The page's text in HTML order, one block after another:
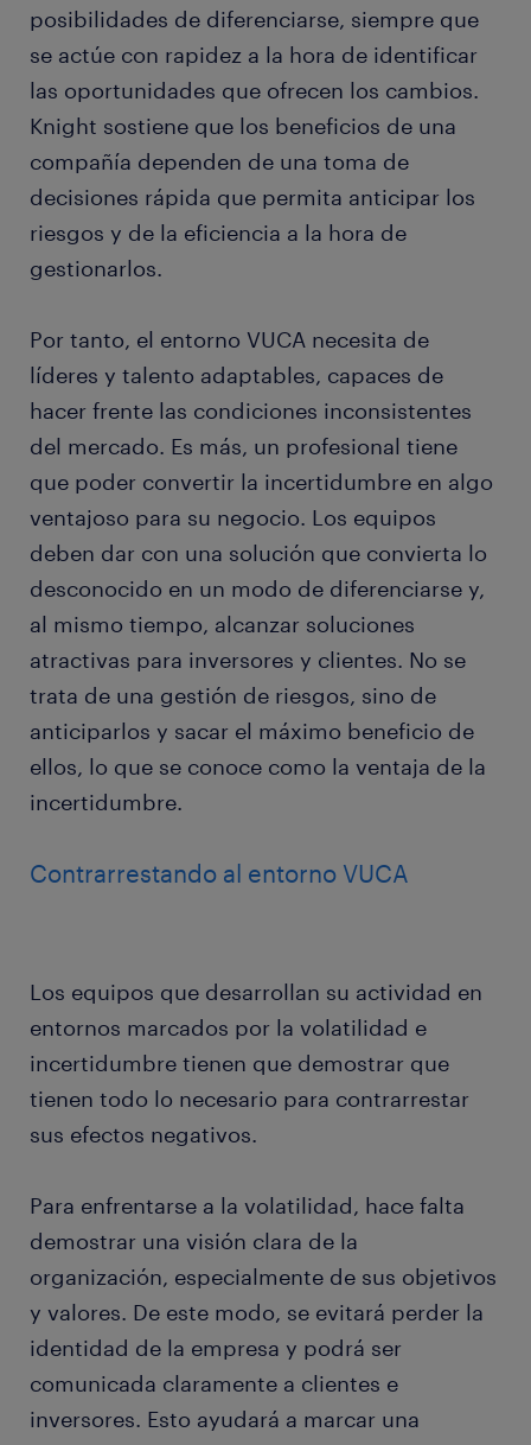
posibilidades de diferenciarse, siempre que
se actúe con rapidez a la hora de identificar
las oportunidades que ofrecen los cambios.
Knight sostiene que los beneficios de una
compañía dependen de una toma de
decisiones rápida que permita anticipar los
riesgos y de la eficiencia a la hora de
gestionarlos.
Por tanto, el entorno VUCA necesita de
líderes y talento adaptables, capaces de
hacer frente las condiciones inconsistentes
del mercado. Es más, un profesional tiene
que poder convertir la incertidumbre en algo
ventajoso para su negocio. Los equipos
deben dar con una solución que convierta lo
desconocido en un modo de diferenciarse y,
al mismo tiempo, alcanzar soluciones
atractivas para inversores y clientes. No se
trata de una gestión de riesgos, sino de
anticiparlos y sacar el máximo beneficio de
ellos, lo que se conoce como la ventaja de la
incertidumbre.
Contrarrestando al entorno VUCA
Los equipos que desarrollan su actividad en
entornos marcados por la volatilidad e
incertidumbre tienen que demostrar que
tienen todo lo necesario para contrarrestar
sus efectos negativos.
Para enfrentarse a la volatilidad, hace falta
demostrar una visión clara de la
organización, especialmente de sus objetivos
y valores. De este modo, se evitará perder la
identidad de la empresa y podrá ser
comunicada claramente a clientes e
inversores. Esto ayudará a marcar una